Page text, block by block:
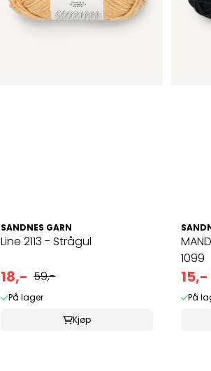
SANDNES GARN
Line 2113 - Strågul
18,- 59,-
På lager
Kjøp
1099
15,-
På